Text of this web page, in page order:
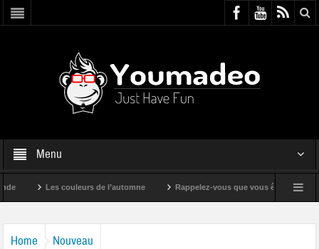
Menu
Les couleurs de l’automne Rappelez-vous que vous êtes super !
Home Nouveau